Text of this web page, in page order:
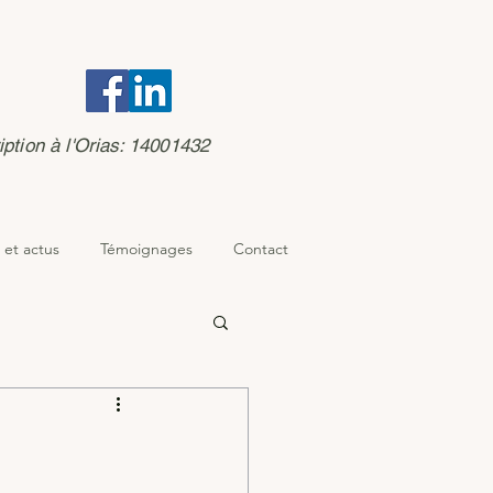
à l'Orias: 14001432
et actus Témoignages Contact